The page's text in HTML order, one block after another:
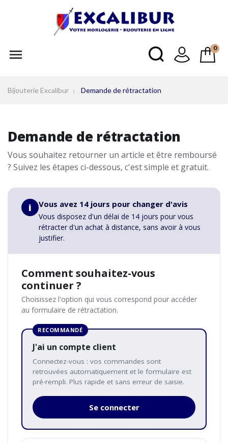
 0
Bijouterie Excalibur Demande de rétractation
Demande de rétractation
Vous souhaitez retourner un article et être remboursé
? Suivez les étapes ci-dessous, c'est simple et gratuit.
i Vous avez 14 jours pour changer d'avis
Vous disposez d'un délai de 14 jours pour vous
rétracter d'un achat à distance, sans avoir à vous
justifier.
Comment souhaitez-vous
continuer ?
Choisissez l'option qui vous correspond pour accéder
au formulaire de rétractation.
RECOMMANDÉ
J'ai un compte client
Connectez-vous : vos commandes sont
retrouvées automatiquement et le formulaire est
pré-rempli. Plus rapide et sans erreur de saisie.
Se connecter